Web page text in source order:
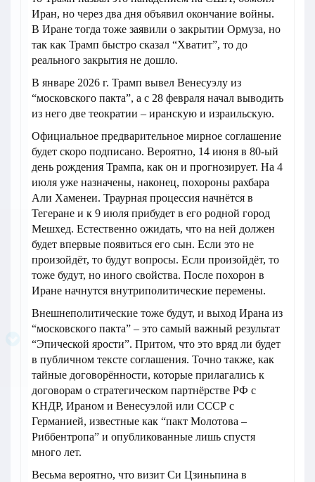
Иран, но через два дня объявил окончание войны.
В Иране тогда тоже заявили о закрытии Ормуза, но
так как Трамп быстро сказал “Хватит”, то до
реального закрытия не дошло.
В январе 2026 г. Трамп вывел Венесуэлу из
“московского пакта”, а с 28 февраля начал выводить
из него две теократии – иранскую и израильскую.
Официальное предварительное мирное соглашение
будет скоро подписано. Вероятно, 14 июня в 80-ый
день рождения Трампа, как он и прогнозирует. На 4
июля уже назначены, наконец, похороны рахбара
Али Хаменеи. Траурная процессия начнётся в
Тегеране и к 9 июля прибудет в его родной город
Мешхед. Естественно ожидать, что на ней должен
будет впервые появиться его сын. Если это не
произойдёт, то будут вопросы. Если произойдёт, то
тоже будут, но иного свойства. После похорон в
Иране начнутся внутриполитические перемены.
Внешнеполитические тоже будут, и выход Ирана из
“московского пакта” – это самый важный результат
“Эпической ярости”. Притом, что это вряд ли будет
в публичном тексте соглашения. Точно также, как
тайные договорённости, которые прилагались к
договорам о стратегическом партнёрстве РФ с
КНДР, Ираном и Венесуэлой или СССР с
Германией, известные как “пакт Молотова –
Риббентропа” и опубликованные лишь спустя
много лет.
Весьма вероятно, что визит Си Цзиньпина в